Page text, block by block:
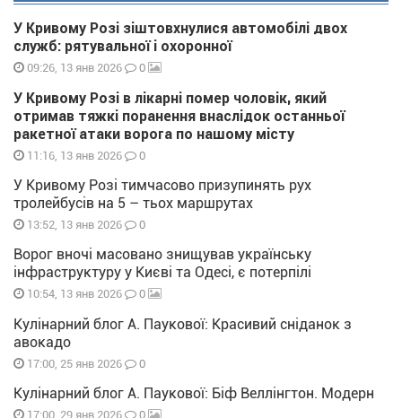
У Кривому Розі зіштовхнулися автомобілі двох
служб: рятувальної і охоронної
09:26, 13 янв 2026 0
У Кривому Розі в лікарні помер чоловік, який
отримав тяжкі поранення внаслідок останньої
ракетної атаки ворога по нашому місту
11:16, 13 янв 2026 0
У Кривому Розі тимчасово призупинять рух
тролейбусів на 5 – тьох маршрутах
13:52, 13 янв 2026 0
Ворог вночі масовано знищував українську
інфраструктуру у Києві та Одесі, є потерпілі
10:54, 13 янв 2026 0
Кулінарний блог А. Паукової: Красивий сніданок з
авокадо
17:00, 25 янв 2026 0
Кулінарний блог А. Паукової: Біф Веллінгтон. Модерн
17:00, 29 янв 2026 0